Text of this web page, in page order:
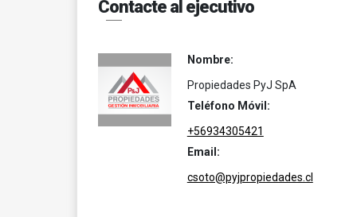
Contacte al ejecutivo
Nombre:
Propiedades PyJ SpA
Teléfono Móvil:
+56934305421
Email:
csoto@pyjpropiedades.cl